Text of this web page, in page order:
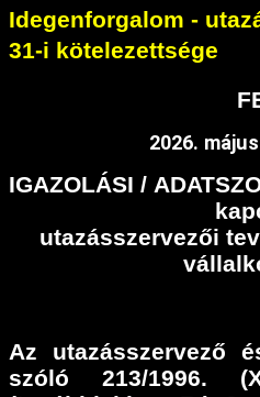
Idegenforgalom -
31-i kötelezettsége
2026.
IGAZOLÁSI /
utazásszervezői
Az utazásszervező
szóló 213/1996.